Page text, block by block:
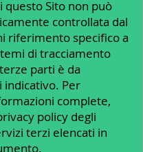
questo Sito non può
controllata dal
riferimento specifico a
di tracciamento
parti è da
indicativo. Per
complete,
policy degli
terzi elencati in